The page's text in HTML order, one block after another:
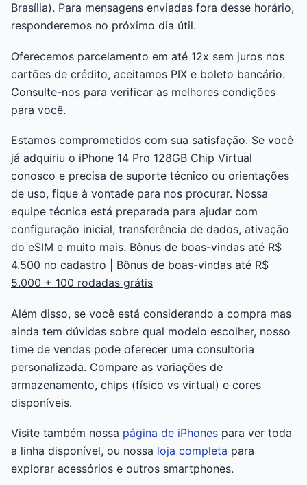
Brasília). Para mensagens enviadas fora desse horário,
responderemos no próximo dia útil.
Oferecemos parcelamento em até 12x sem juros nos
cartões de crédito, aceitamos PIX e boleto bancário.
Consulte-nos para verificar as melhores condições
para você.
Estamos comprometidos com sua satisfação. Se você
já adquiriu o iPhone 14 Pro 128GB Chip Virtual
conosco e precisa de suporte técnico ou orientações
de uso, fique à vontade para nos procurar. Nossa
equipe técnica está preparada para ajudar com
configuração inicial, transferência de dados, ativação
do eSIM e muito mais. Bônus de boas-vindas até R$
4.500 no cadastro
Bônus de boas-vindas até R$
5.000 + 100 rodadas grátis
Além disso, se você está considerando a compra mas
ainda tem dúvidas sobre qual modelo escolher, nosso
time de vendas pode oferecer uma consultoria
personalizada. Compare as variações de
armazenamento, chips (físico vs virtual) e cores
disponíveis.
Visite também nossa página de iPhones para ver toda
a linha disponível, ou nossa loja completa para
explorar acessórios e outros smartphones.